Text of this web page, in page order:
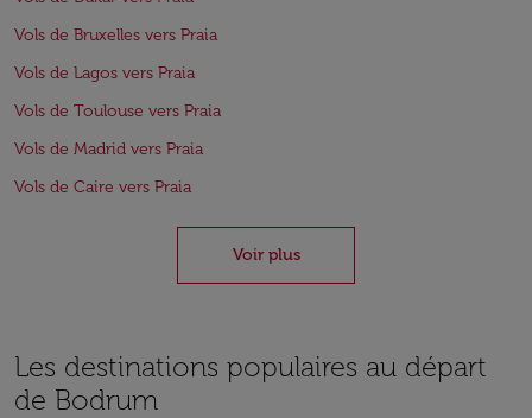
Vols de Bruxelles vers Praia
Vols de Lagos vers Praia
Vols de Toulouse vers Praia
Vols de Madrid vers Praia
Vols de Caire vers Praia
Voir plus
Les destinations populaires au départ
de Bodrum